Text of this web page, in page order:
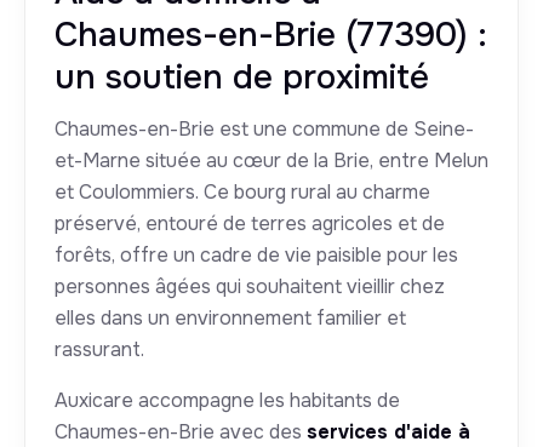
Chaumes-en-Brie (77390) :
un soutien de proximité
Chaumes-en-Brie est une commune de Seine-
et-Marne située au cœur de la Brie, entre Melun
et Coulommiers. Ce bourg rural au charme
préservé, entouré de terres agricoles et de
forêts, offre un cadre de vie paisible pour les
personnes âgées qui souhaitent vieillir chez
elles dans un environnement familier et
rassurant.
Auxicare accompagne les habitants de
Chaumes-en-Brie avec des services d'aide à